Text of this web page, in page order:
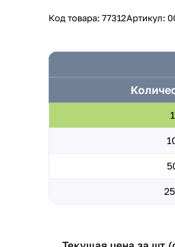
Код товара:77312Артикул:
1